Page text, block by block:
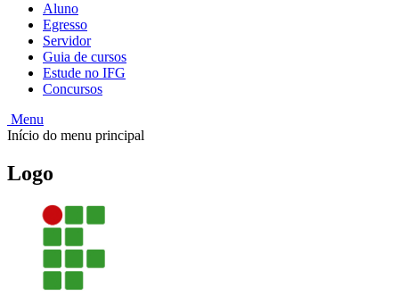
Aluno
Egresso
Servidor
Guia de cursos
Estude no IFG
Concursos
Menu
Início do menu principal
Logo